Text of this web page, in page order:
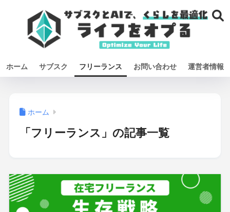
ホーム サブスク フリーランス お問い合わせ 運営者情報
ホーム
「フリーランス」の記事一覧